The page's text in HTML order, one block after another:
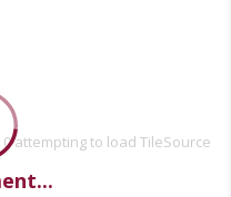
attempting to load TileSource